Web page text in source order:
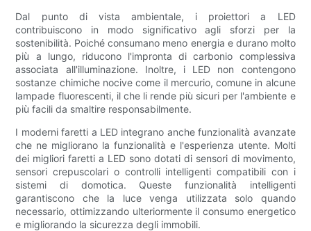
Dal punto di vista ambientale, i proiettori a LED
contribuiscono in modo significativo agli sforzi per la
sostenibilità. Poiché consumano meno energia e durano molto
più a lungo, riducono l'impronta di carbonio complessiva
associata all'illuminazione. Inoltre, i LED non contengono
sostanze chimiche nocive come il mercurio, comune in alcune
lampade fluorescenti, il che li rende più sicuri per l'ambiente e
più facili da smaltire responsabilmente.
I moderni faretti a LED integrano anche funzionalità avanzate
che ne migliorano la funzionalità e l'esperienza utente. Molti
dei migliori faretti a LED sono dotati di sensori di movimento,
sensori crepuscolari o controlli intelligenti compatibili con i
sistemi di domotica. Queste funzionalità intelligenti
garantiscono che la luce venga utilizzata solo quando
necessario, ottimizzando ulteriormente il consumo energetico
e migliorando la sicurezza degli immobili.